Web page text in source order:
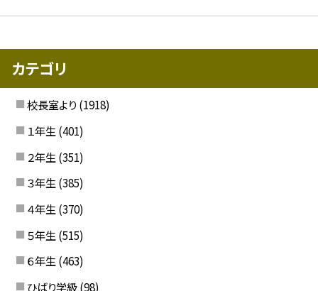
カテゴリ
校長室より (1918)
１年生 (401)
２年生 (351)
３年生 (385)
４年生 (370)
５年生 (515)
６年生 (463)
ひばり学級 (98)